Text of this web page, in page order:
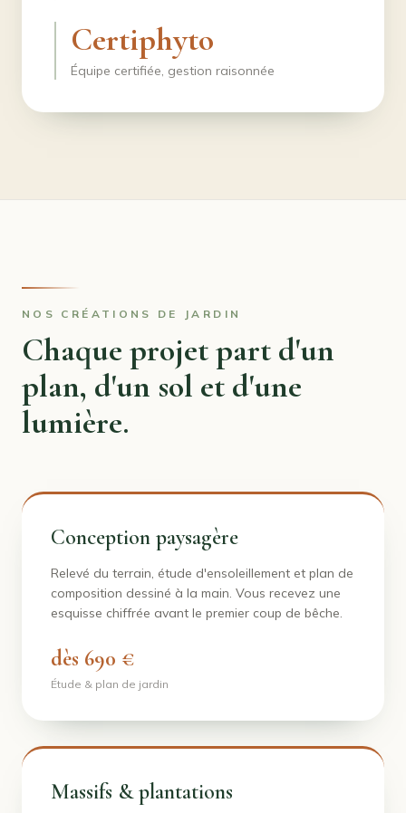
Certiphyto
Équipe certifiée, gestion raisonnée
NOS CRÉATIONS DE JARDIN
Chaque projet part d'un
plan, d'un sol et d'une
lumière.
Conception paysagère
Relevé du terrain, étude d'ensoleillement et plan de
composition dessiné à la main. Vous recevez une
esquisse chiffrée avant le premier coup de bêche.
dès 690 €
Étude & plan de jardin
Massifs & plantations